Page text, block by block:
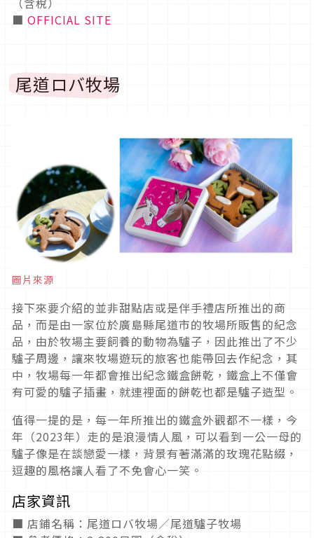
■ OFFICIAL SITE
尾道ロバ牧場
圖片來源
接下來要介紹的並非甜點店或是伴手禮店所推出的商
品，而是由一家位於廣島縣尾道市的牧場所販售的紀念
品，由於牧場主要飼養的動物為驢子，因此推出了不少
驢子周邊，讓來牧場遊玩的旅客也能帶回去作紀念，其
中，牧場每一年都會推出紀念鐵盒餅乾，鐵盒上不僅會
有可愛的驢子插畫，就連裡面的餅乾也都是驢子造型。
值得一提的是，每一年所推出的鐵盒外觀都不一樣，今
年（2023年）走的是浪漫情人風，可以看到一公一母的
驢子像是在談戀愛一樣，背景有著滿滿的玫瑰花點綴，
逗趣的風格讓人看了不免會心一笑。
店家資訊
■ 店鋪名稱：尾道ロバ牧場／尾道驢子牧場